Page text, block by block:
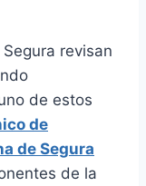
revisan
de estos
de
de Segura
de la